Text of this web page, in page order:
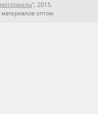
", 2015.
оптом.